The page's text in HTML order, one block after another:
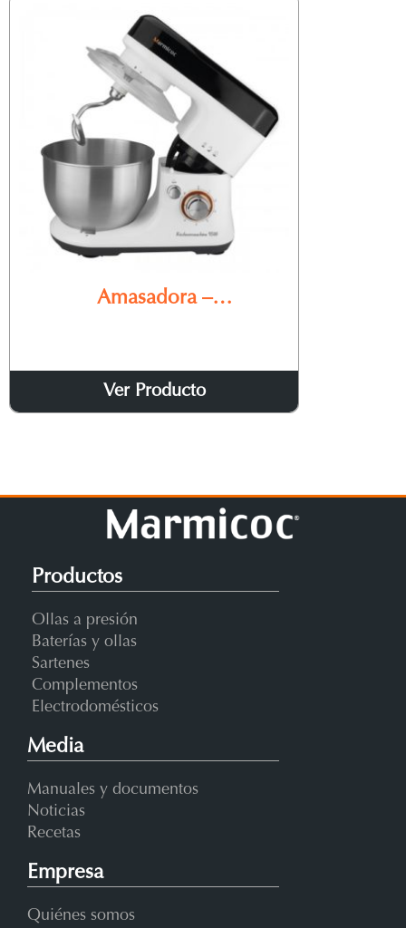
Amasadora –
Ver Producto
Productos
Ollas a presión
Baterías y ollas
Sartenes
Complementos
Electrodomésticos
Media
Manuales y documentos
Noticias
Recetas
Empresa
Quiénes somos